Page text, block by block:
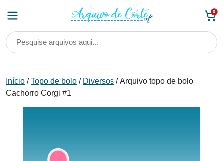
0
Início /Topo de bolo / Diversos / Arquivo topo de bolo
Cachorro Corgi #1